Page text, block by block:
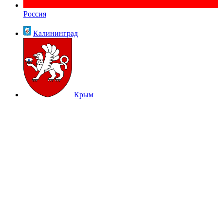
Россия
Калининград
Крым